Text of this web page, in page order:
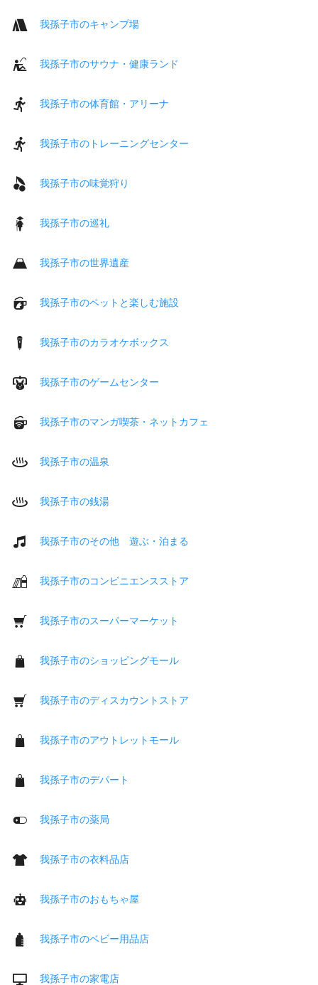
我孫子市のキャンプ場
我孫子市のサウナ・健康ランド
我孫子市の体育館・アリーナ
我孫子市のトレーニングセンター
我孫子市の味覚狩り
我孫子市の巡礼
我孫子市の世界遺産
我孫子市のペットと楽しむ施設
我孫子市のカラオケボックス
我孫子市のゲームセンター
我孫子市のマンガ喫茶・ネットカフェ
我孫子市の温泉
我孫子市の銭湯
我孫子市のその他 遊ぶ・泊まる
我孫子市のコンビニエンスストア
我孫子市のスーパーマーケット
我孫子市のショッピングモール
我孫子市のディスカウントストア
我孫子市のアウトレットモール
我孫子市のデパート
我孫子市の薬局
我孫子市の衣料品店
我孫子市のおもちゃ屋
我孫子市のベビー用品店
我孫子市の家電店